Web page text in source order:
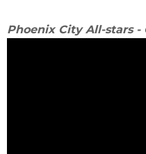
Phoenix City All-stars -